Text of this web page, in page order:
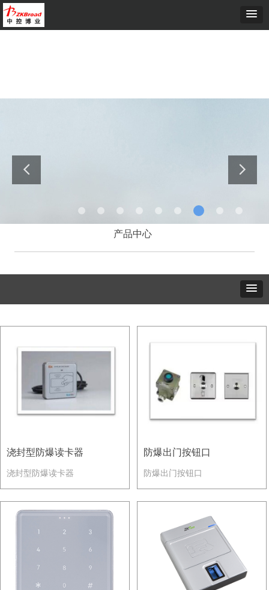
PRODUCT
产品中心
浇封型防爆读卡器
浇封型防爆读卡器
防爆出门按钮口
防爆出门按钮口
ꄲ